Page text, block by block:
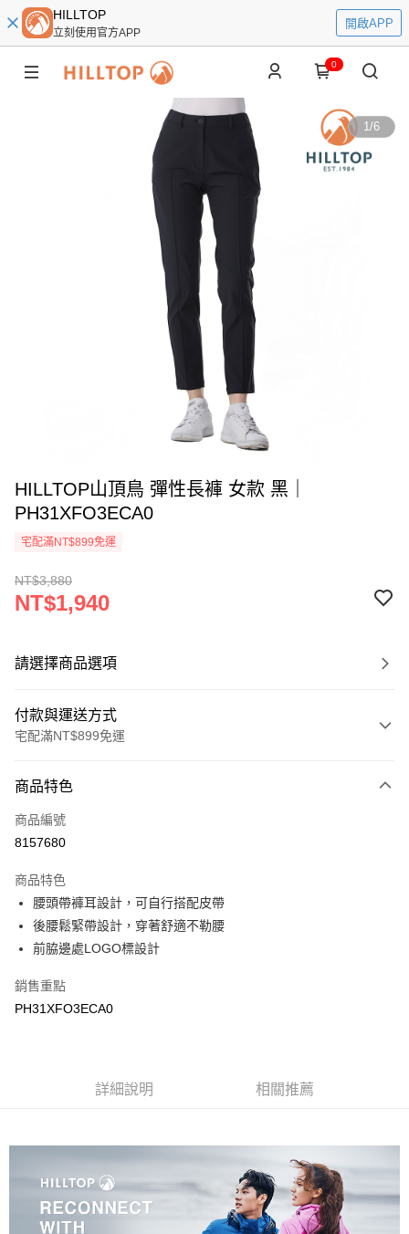
HILLTOP
立刻使用官方APP
開啟APP
0
1/6
HILLTOP山頂鳥 彈性長褲 女款 黑｜
PH31XFO3ECA0
宅配滿NT$899免運
NT$3,880
NT$1,940
請選擇商品選項
付款與運送方式
宅配滿NT$899免運
信用卡一次付款
LINE Pay
悠遊付
Google Pay
運送方式
宅配
每筆NT$399，滿NT$18,000(含以上)免運費
商品特色
商品編號
8157680
商品特色
腰頭帶褲耳設計，可自行搭配皮帶
後腰鬆緊帶設計，穿著舒適不勒腰
前脇邊處LOGO標設計
銷售重點
PH31XFO3ECA0
詳細說明 相關推薦